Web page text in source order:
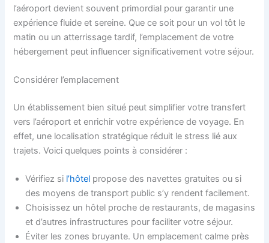
l’aéroport devient souvent primordial pour garantir une
expérience fluide et sereine. Que ce soit pour un vol tôt le
matin ou un atterrissage tardif, l’emplacement de votre
hébergement peut influencer significativement votre séjour.
Considérer l’emplacement
Un établissement bien situé peut simplifier votre transfert
vers l’aéroport et enrichir votre expérience de voyage. En
effet, une localisation stratégique réduit le stress lié aux
trajets. Voici quelques points à considérer :
Vérifiez si l’hôtel propose des navettes gratuites ou si
des moyens de transport public s’y rendent facilement.
Choisissez un hôtel proche de restaurants, de magasins
et d’autres infrastructures pour faciliter votre séjour.
Éviter les zones bruyante. Un emplacement calme près